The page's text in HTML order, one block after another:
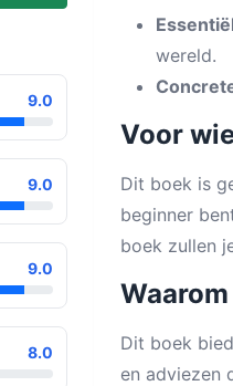
9.0
9.0
9.0
8.0
wereld.
Voor
Dit boek is
beginner
boek zullen
Dit boek
en adviezen